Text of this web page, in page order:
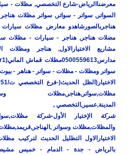
معرضناالرياض-شارع التخصصي, مظلات -
السواتر, سواتر - سواتر, سواتر مظلات
هناجربالصورشاهدو معارض مظلات سيارات
مضلات هناجر, هناجر - سيارات - مظلات
مشاريع الاختيارالاول, هناجر ومظلات
سواتر ومظلات - مظلات - سواتر - هناهر -
مظلات,سواتر,هناجر,مظلات
المدينة,عسير,التخصصي ,
شركة الإختيار الأول-شركة مظلات
والمظلات,مظلات وسواتر ,الهناجر,قريمد,
الاختيارالاول التظليل الحديث لتركيب
بالرياض - جدة - الدمام - خميس مشيط